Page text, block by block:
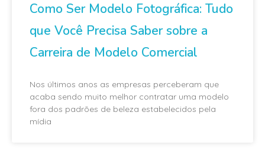
Como Ser Modelo Fotográfica: Tudo
que Você Precisa Saber sobre a
Carreira de Modelo Comercial
Nos últimos anos as empresas perceberam que
acaba sendo muito melhor contratar uma modelo
fora dos padrões de beleza estabelecidos pela
mídia